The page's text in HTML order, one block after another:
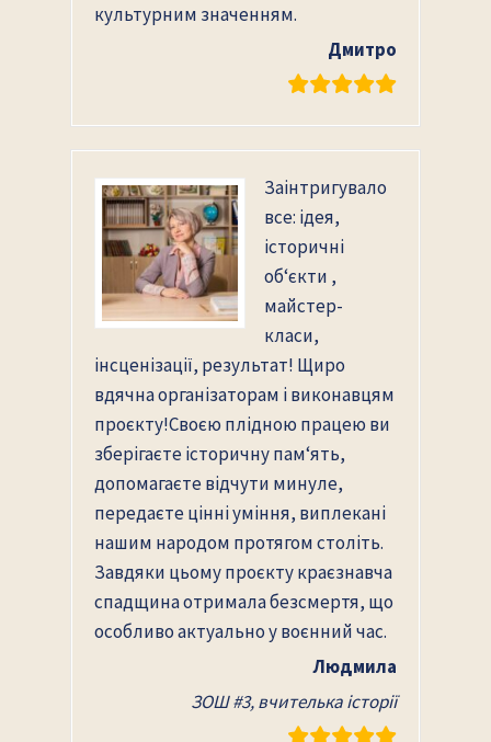
культурним значенням.
Дмитро
Заінтригувало
все: ідея,
історичні
об‘єкти ,
майстер-
класи,
інсценізації, результат! Щиро
вдячна організаторам і виконавцям
проєкту!Своєю плідною працею ви
зберігаєте історичну пам‘ять,
допомагаєте відчути минуле,
передаєте цінні уміння, виплекані
нашим народом протягом століть.
Завдяки цьому проєкту краєзнавча
спадщина отримала безсмертя, що
особливо актуально у воєнний час.
Людмила
ЗОШ #3, вчителька історії